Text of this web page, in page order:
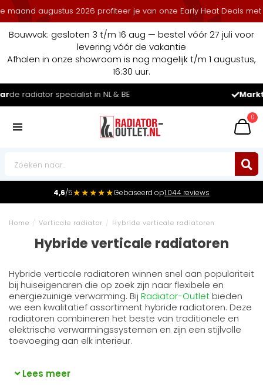
2026 profiteer je van onze Early Heat Deals met
Bouwvak: gesloten 3 t/m 16 aug — bestel vóór 27 juli voor
levering vóór de vakantie
Afhalen in onze showroom is nog mogelijk t/m 1 augustus,
16:30 uur.
Marktleiderin radiatoren in de Benelux
0
4,6/5★★★★★Gebaseerd op1.044 reviews
Home / Verticale radiator / Hybride verticale radiatoren
Hybride verticale radiatoren
Hybride verticale radiatoren winnen snel aan populariteit
bij huiseigenaren die op zoek zijn naar flexibele en
energiezuinige verwarming. Bij Radiator-Outletbieden
we een kwalitatief assortiment hybride radiatoren. Deze
radiatoren combineren het beste van traditionele en
elektrische verwarmingssystemen en zijn een stijlvolle
toevoeging aan elk interieur.
Lees meer